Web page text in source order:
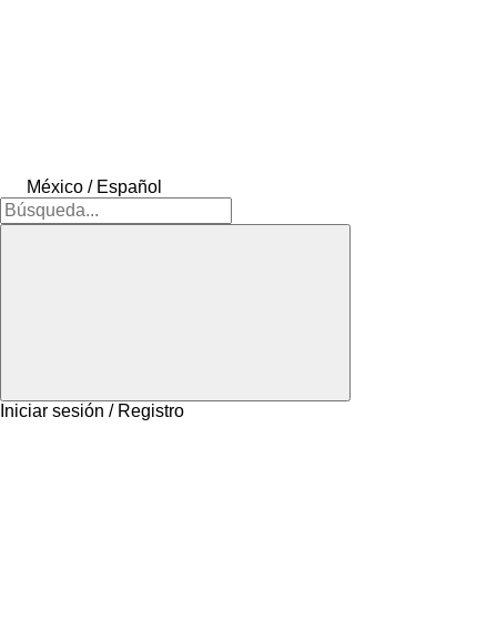
México / Español
Iniciar sesión / Registro